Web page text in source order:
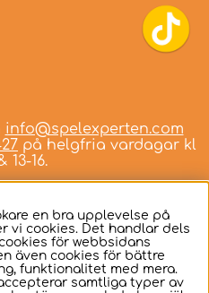
info@spelexperten.com
på helgfria vardagar kl
13-16.
en bra upplevelse på
vi cookies. Det handlar dels
för webbsidans
även cookies för bättre
funktionalitet med mera.
samtliga typer av